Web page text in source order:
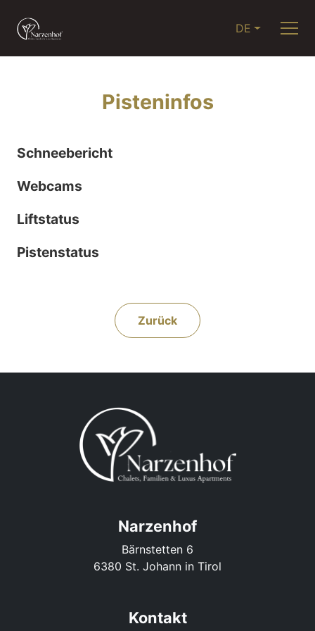
DE
Pisteninfos
Schneebericht
Webcams
Liftstatus
Pistenstatus
Zurück
Narzenhof
Bärnstetten 6
6380 St. Johann in Tirol
Kontakt